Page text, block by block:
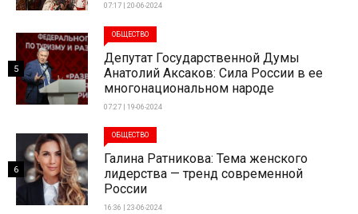
07:17 | 20-06-2024
ОБЩЕСТВО
Депутат Государственной Думы
Анатолий Аксаков: Сила России в ее
многонациональном народе
07:27 | 19-06-2024
5
ОБЩЕСТВО
Галина Ратникова: Тема женского
лидерства — тренд современной
России
16:36 | 23-06-2024
6